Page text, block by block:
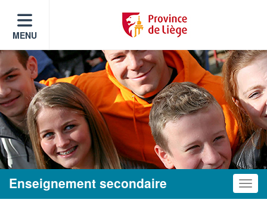
MENU
Enseignement secondaire